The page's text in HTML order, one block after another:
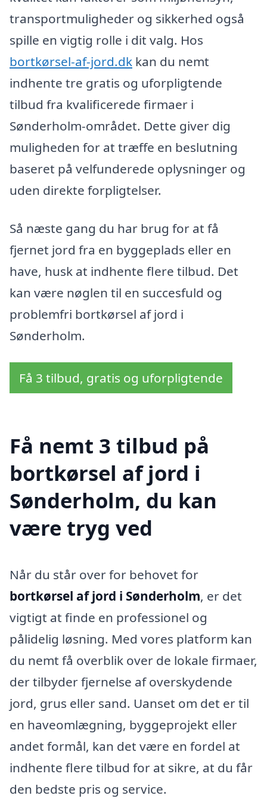
transportmuligheder og sikkerhed også
spille en vigtig rolle i dit valg. Hos
bortkørsel-af-jord.dk kan du nemt
indhente tre gratis og uforpligtende
tilbud fra kvalificerede firmaer i
Sønderholm-området. Dette giver dig
muligheden for at træffe en beslutning
baseret på velfunderede oplysninger og
uden direkte forpligtelser.
Så næste gang du har brug for at få
fjernet jord fra en byggeplads eller en
have, husk at indhente flere tilbud. Det
kan være nøglen til en succesfuld og
problemfri bortkørsel af jord i
Sønderholm.
Få 3 tilbud, gratis og uforpligtende
Få nemt 3 tilbud på
bortkørsel af jord i
Sønderholm, du kan
være tryg ved
Når du står over for behovet for
bortkørsel af jord i Sønderholm, er det
vigtigt at finde en professionel og
pålidelig løsning. Med vores platform kan
du nemt få overblik over de lokale firmaer,
der tilbyder fjernelse af overskydende
jord, grus eller sand. Uanset om det er til
en haveomlægning, byggeprojekt eller
andet formål, kan det være en fordel at
indhente flere tilbud for at sikre, at du får
den bedste pris og service.